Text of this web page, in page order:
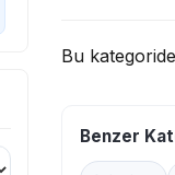
Bu
Benzer